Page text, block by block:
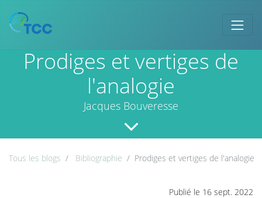
Prodiges et vertiges de
l'analogie
Jacques Bouveresse
Tous les blogs Bibliographie Prodiges et vertiges de l'analogie
Publié le 16 sept. 2022